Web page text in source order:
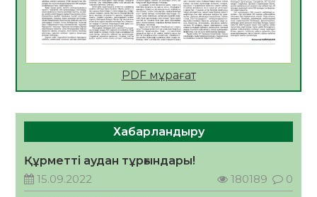
Үкіметте Президенттің отандық тауарды
қолдау жөніндегі тапсырмаларының
жүзеге асырылу барысы қаралуда
Жазғы лагерьде оқушылармен
профилактикалық кездесу өтті
04.08.2026
48 0
Құрылтай: Қызылордада 1344 комиссия
мүшесінің білімі жетілдіріледі
04.08.2026
39 0
PDF мұрағат
Хабарландыру
Құрметті аудан тұрғындары!
15.09.2022
180189
0